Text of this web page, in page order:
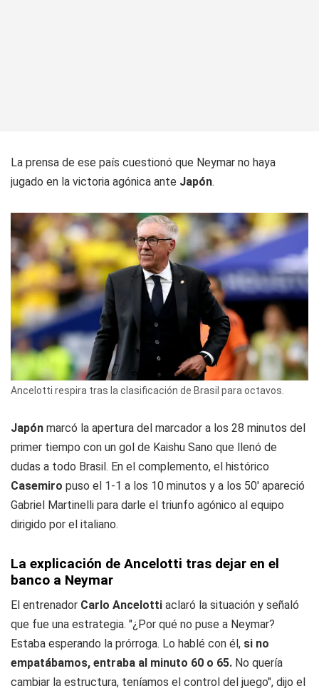
La prensa de ese país cuestionó que Neymar no haya
jugado en la victoria agónica ante Japón.
Ancelotti respira tras la clasificación de Brasil para octavos.
Japón marcó la apertura del marcador a los 28 minutos del
primer tiempo con un gol de Kaishu Sano que llenó de
dudas a todo Brasil. En el complemento, el histórico
Casemiro puso el 1-1 a los 10 minutos y a los 50' apareció
Gabriel Martinelli para darle el triunfo agónico al equipo
dirigido por el italiano.
La explicación de Ancelotti tras dejar en el
banco a Neymar
El entrenador Carlo Ancelotti aclaró la situación y señaló
que fue una estrategia. "¿Por qué no puse a Neymar?
Estaba esperando la prórroga. Lo hablé con él, si no
empatábamos, entraba al minuto 60 o 65. No quería
cambiar la estructura, teníamos el control del juego", dijo el